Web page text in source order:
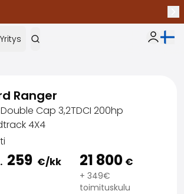
Yritys Oma
Ranger
Double Cap 3,2TDCI 200hp
4X4
259 €/kk 21 800 €
+ 349€
toimituskulu